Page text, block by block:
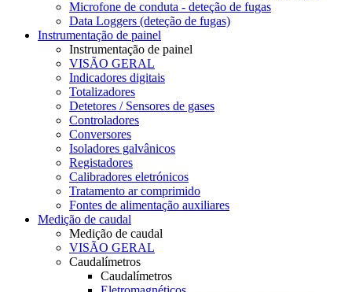
Microfone de conduta - deteção de fugas
Data Loggers (deteção de fugas)
Instrumentação de painel
Instrumentação de painel
VISÃO GERAL
Indicadores digitais
Totalizadores
Detetores / Sensores de gases
Controladores
Conversores
Isoladores galvânicos
Registadores
Calibradores eletrónicos
Tratamento ar comprimido
Fontes de alimentação auxiliares
Medição de caudal
Medição de caudal
VISÃO GERAL
Caudalímetros
Caudalímetros